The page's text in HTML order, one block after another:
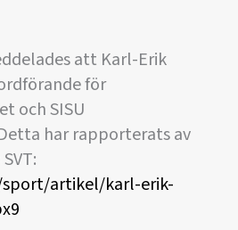
att Karl-Erik
för
och SISU
har rapporterats av
artikel/karl-erik-